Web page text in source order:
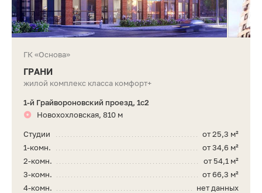
ГК «Основа»
ГРАНИ
жилой комплекс класса комфорт+
1-й Грайвороновский проезд, 1с2
Новохохловская, 810 м
от 25,3 м²
Студии
от 34,6 м²
1-комн.
от 54,1 м²
2-комн.
от 66,3 м²
3-комн.
нет данных
4-комн.